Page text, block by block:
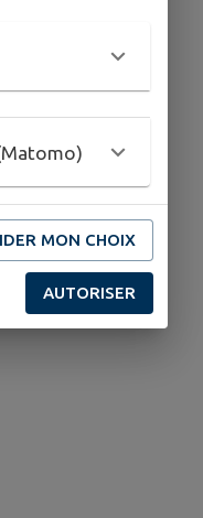
de Frasne-
Laboratoire
Besançon
MON CHOIX
AUTORISER